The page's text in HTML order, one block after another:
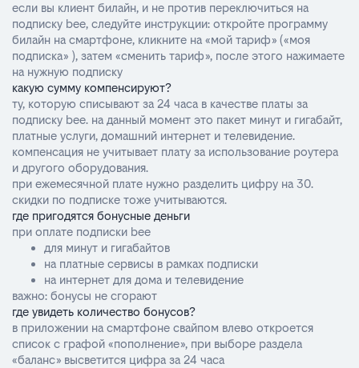
если вы клиент билайн, и не против переключиться на
подписку bee, следуйте инструкции: откройте программу
билайн на смартфоне, кликните на «мой тариф» («моя
подписка» ), затем «сменить тариф», после этого нажимаете
на нужную подписку
какую сумму компенсируют?
ту, которую списывают за 24 часа в качестве платы за
подписку bee. на данный момент это пакет минут и гигабайт,
платные услуги, домашний интернет и телевидение.
компенсация не учитывает плату за использование роутера
и другого оборудования.
при ежемесячной плате нужно разделить цифру на 30.
скидки по подписке тоже учитываются.
где пригодятся бонусные деньги
при оплате подписки bee
для минут и гигабайтов
на платные сервисы в рамках подписки
на интернет для дома и телевидение
важно: бонусы не сгорают
где увидеть количество бонусов?
в приложении на смартфоне свайпом влево откроется
список с графой «пополнение», при выборе раздела
«баланс» высветится цифра за 24 часа